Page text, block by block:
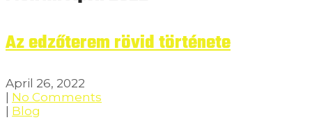
Az edzőterem rövid története
April 26, 2022
No Comments
Blog